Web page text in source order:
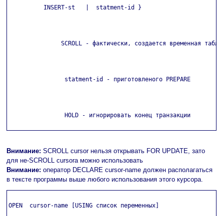
          INSERT-st   |  statment-id }
SCROLL - фактически, создается временная
                statment-id - приготовленого PREPARE
                HOLD - игнорировать конец транзакции
Внимание: SCROLL cursor нельзя открывать FOR UPDATE, зато
для не-SCROLL cursora можно использовать
Внимание: оператор DECLARE cursor-name должен располагаться
в тексте программы выше любого использования этого курсора.
OPEN  cursor-name [USING список переменных]